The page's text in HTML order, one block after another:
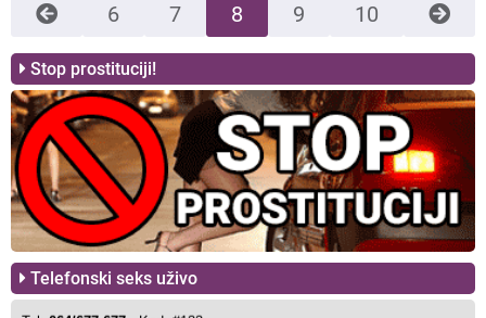
6 7 8 9 10
Stop prostituciji!
Telefonski seks uživo